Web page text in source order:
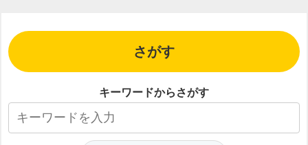
さがす
キーワードからさがす